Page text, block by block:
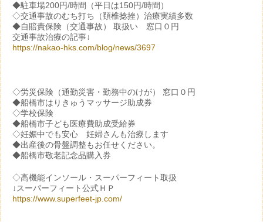
◆駐車場200円/時間（平日は150円/時間）
◇交通事故のむち打ち（頚椎捻挫）治療実績多数
◆自賠責保険（交通事故） 取扱い 窓口０円
交通事故治療の記事↓
https://nakao-hks.com/blog/news/3697
◇労災保険（通勤災害・勤務中のけが） 窓口０円
◆船橋市はりきゅうマッサージ助成券
◇学校保険
◆船橋市子ども医療費助成受給券
◇妊娠中でも安心 妊婦さんも治療します
◆出産後の骨盤調整もお任せください。
◆船橋市敬老記念品購入券
◇高機能インソール・スーパーフィート取扱
↓スーパーフィート公式ＨＰ
https://www.superfeet-jp.com/